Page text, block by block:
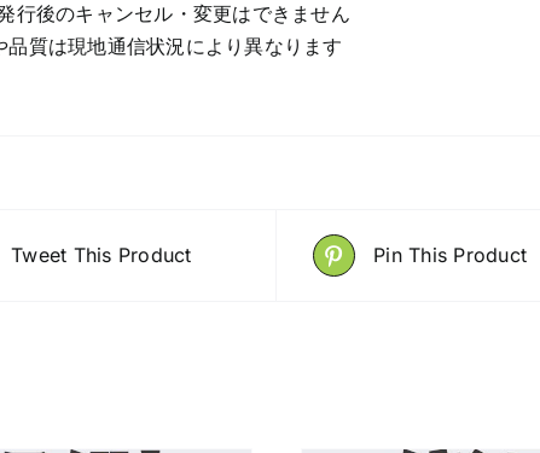
行後のキャンセル・変更はできません
品質は現地通信状況により異なります
Tweet This Product Pin This Product